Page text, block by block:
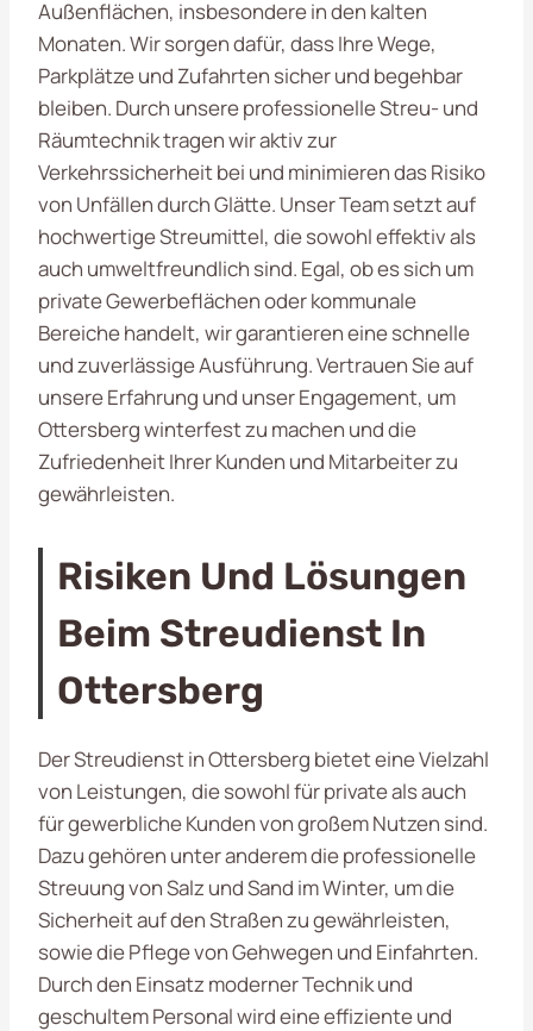
Außenflächen, insbesondere in den kalten
Monaten. Wir sorgen dafür, dass Ihre Wege,
Parkplätze und Zufahrten sicher und begehbar
bleiben. Durch unsere professionelle Streu- und
Räumtechnik tragen wir aktiv zur
Verkehrssicherheit bei und minimieren das Risiko
von Unfällen durch Glätte. Unser Team setzt auf
hochwertige Streumittel, die sowohl effektiv als
auch umweltfreundlich sind. Egal, ob es sich um
private Gewerbeflächen oder kommunale
Bereiche handelt, wir garantieren eine schnelle
und zuverlässige Ausführung. Vertrauen Sie auf
unsere Erfahrung und unser Engagement, um
Ottersberg winterfest zu machen und die
Zufriedenheit Ihrer Kunden und Mitarbeiter zu
gewährleisten.
Risiken Und Lösungen
Beim Streudienst In
Ottersberg
Der Streudienst in Ottersberg bietet eine Vielzahl
von Leistungen, die sowohl für private als auch
für gewerbliche Kunden von großem Nutzen sind.
Dazu gehören unter anderem die professionelle
Streuung von Salz und Sand im Winter, um die
Sicherheit auf den Straßen zu gewährleisten,
sowie die Pflege von Gehwegen und Einfahrten.
Durch den Einsatz moderner Technik und
geschultem Personal wird eine effiziente und